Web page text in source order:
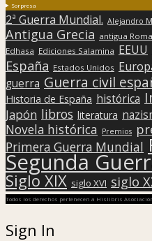
Sorpresa
2ª Guerra Mundial. Alejandro
Antigua Grecia antigua Roma
Edhasa Ediciones Salamina EEUU
España Estados Unidos
guerra Guerra civil
Historia de España histórica
Japón libros literatura
Novela histórica Premios
Primera Guerra Mundial
Segunda
Siglo XIX siglo XVI siglo
Todos los derechos pertenecen a Hislibris
Sign In